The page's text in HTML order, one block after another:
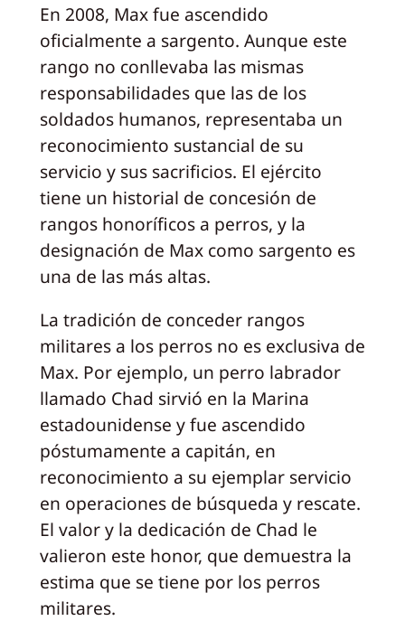
En 2008, Max fue ascendido
oficialmente a sargento. Aunque este
rango no conllevaba las mismas
responsabilidades que las de los
soldados humanos, representaba un
reconocimiento sustancial de su
servicio y sus sacrificios. El ejército
tiene un historial de concesión de
rangos honoríficos a perros, y la
designación de Max como sargento es
una de las más altas.
La tradición de conceder rangos
militares a los perros no es exclusiva de
Max. Por ejemplo, un perro labrador
llamado Chad sirvió en la Marina
estadounidense y fue ascendido
póstumamente a capitán, en
reconocimiento a su ejemplar servicio
en operaciones de búsqueda y rescate.
El valor y la dedicación de Chad le
valieron este honor, que demuestra la
estima que se tiene por los perros
militares.